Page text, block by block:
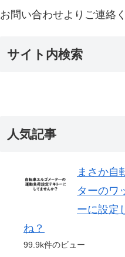
お問い合わせよりご連絡
サイト内検索
人気記事
まさか自
ターのワ
ーに設定
ね？
99.9k件のビュー